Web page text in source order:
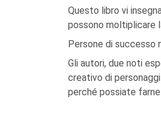
Questo libro vi
possono moltiplicare
Persone di successo
Gli autori, due noti
creativo di
perché possiate farne